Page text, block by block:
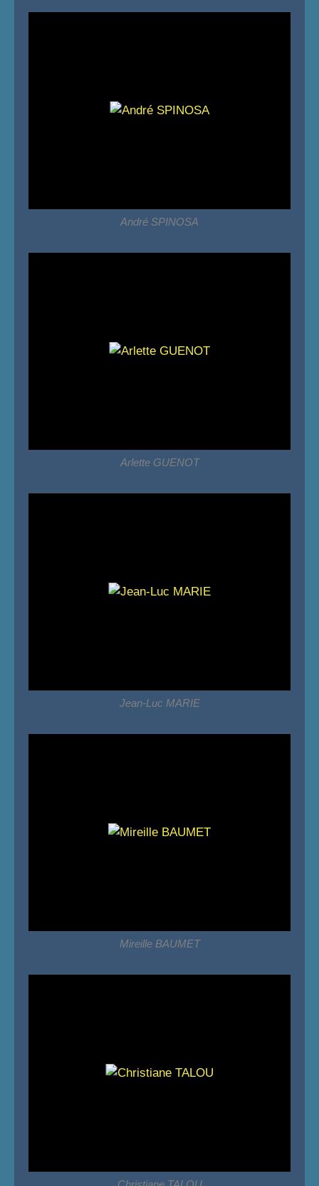
André SPINOSA
Arlette GUENOT
Jean-Luc MARIE
Mireille BAUMET